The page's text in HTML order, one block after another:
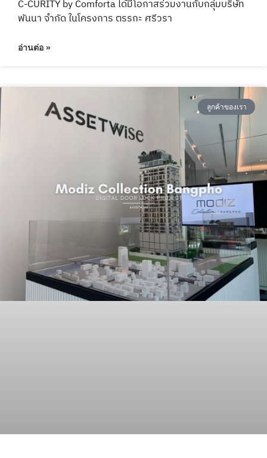
C-CURITY by Comforta ได้มีโอกาสร่วมงานกับกลุ่มบริษัท
พันนา จำกัด ในโครงการ ตรรกะ ศรีวรา
อ่านต่อ »
ลูกค้าของเรา